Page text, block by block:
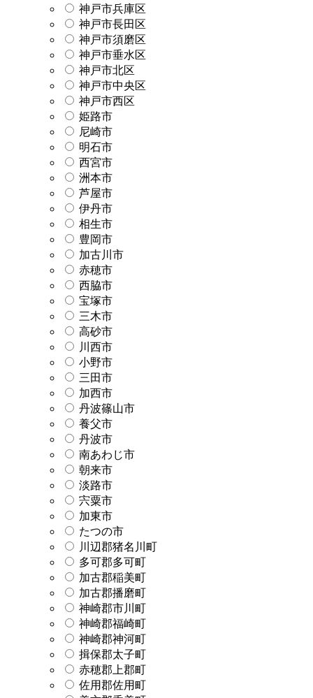
神戸市兵庫区
神戸市長田区
神戸市須磨区
神戸市垂水区
神戸市北区
神戸市中央区
神戸市西区
姫路市
尼崎市
明石市
西宮市
洲本市
芦屋市
伊丹市
相生市
豊岡市
加古川市
赤穂市
西脇市
宝塚市
三木市
高砂市
川西市
小野市
三田市
加西市
丹波篠山市
養父市
丹波市
南あわじ市
朝来市
淡路市
宍粟市
加東市
たつの市
川辺郡猪名川町
多可郡多可町
加古郡稲美町
加古郡播磨町
神崎郡市川町
神崎郡福崎町
神崎郡神河町
揖保郡太子町
赤穂郡上郡町
佐用郡佐用町